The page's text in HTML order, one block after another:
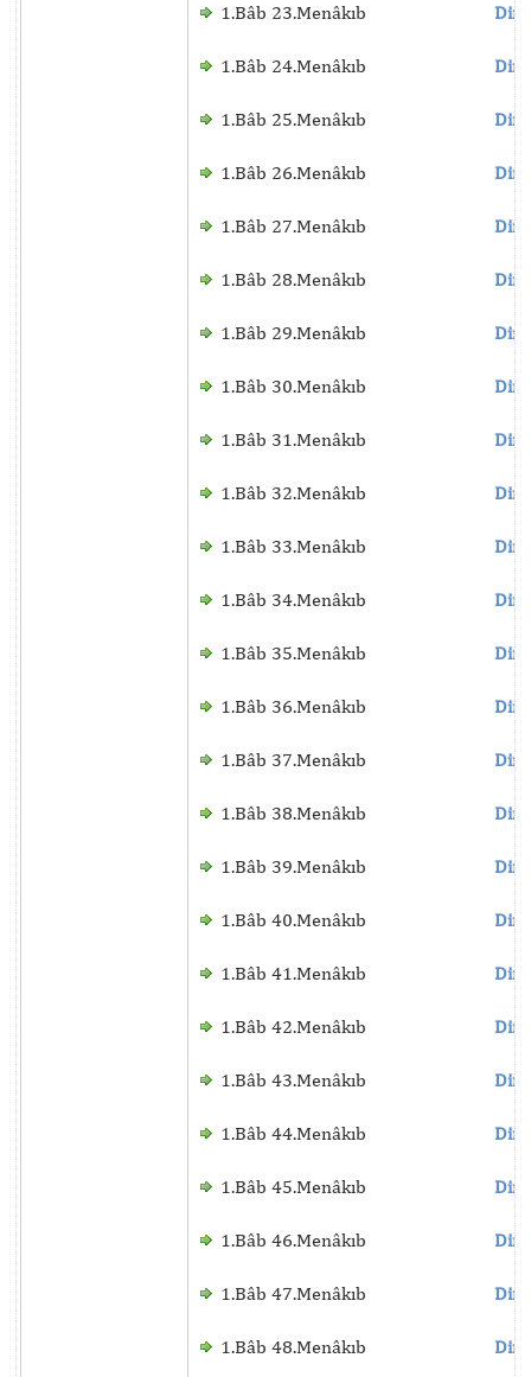
1.Bâb 23.Menâkıb
1.Bâb 24.Menâkıb
1.Bâb 25.Menâkıb
1.Bâb 26.Menâkıb
1.Bâb 27.Menâkıb
1.Bâb 28.Menâkıb
1.Bâb 29.Menâkıb
1.Bâb 30.Menâkıb
1.Bâb 31.Menâkıb
1.Bâb 32.Menâkıb
1.Bâb 33.Menâkıb
1.Bâb 34.Menâkıb
1.Bâb 35.Menâkıb
1.Bâb 36.Menâkıb
1.Bâb 37.Menâkıb
1.Bâb 38.Menâkıb
1.Bâb 39.Menâkıb
1.Bâb 40.Menâkıb
1.Bâb 41.Menâkıb
1.Bâb 42.Menâkıb
1.Bâb 43.Menâkıb
1.Bâb 44.Menâkıb
1.Bâb 45.Menâkıb
1.Bâb 46.Menâkıb
1.Bâb 47.Menâkıb
1.Bâb 48.Menâkıb